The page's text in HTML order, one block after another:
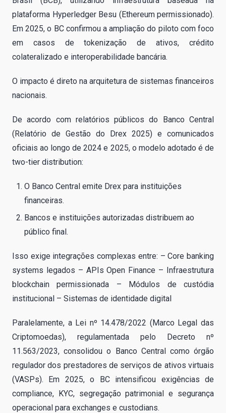
plataforma Hyperledger Besu (Ethereum permissionado).
Em 2025, o BC confirmou a ampliação do piloto com foco
em casos de tokenização de ativos, crédito
colateralizado e interoperabilidade bancária.
O impacto é direto na arquitetura de sistemas financeiros
nacionais.
De acordo com relatórios públicos do Banco Central
(Relatório de Gestão do Drex 2025) e comunicados
oficiais ao longo de 2024 e 2025, o modelo adotado é de
two-tier distribution:
O Banco Central emite Drex para instituições
financeiras.
Bancos e instituições autorizadas distribuem ao
público final.
Isso exige integrações complexas entre: – Core banking
systems legados – APIs Open Finance – Infraestrutura
blockchain permissionada – Módulos de custódia
institucional – Sistemas de identidade digital
Paralelamente, a Lei nº 14.478/2022 (Marco Legal das
Criptomoedas), regulamentada pelo Decreto nº
11.563/2023, consolidou o Banco Central como órgão
regulador dos prestadores de serviços de ativos virtuais
(VASPs). Em 2025, o BC intensificou exigências de
compliance, KYC, segregação patrimonial e segurança
operacional para exchanges e custodians.